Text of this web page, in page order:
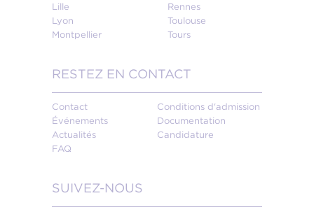
Lille
Lyon
Montpellier
Rennes
Toulouse
Tours
RESTEZ EN CONTACT
Contact
Événements
Actualités
FAQ
Conditions d'admission
Documentation
Candidature
SUIVEZ-NOUS